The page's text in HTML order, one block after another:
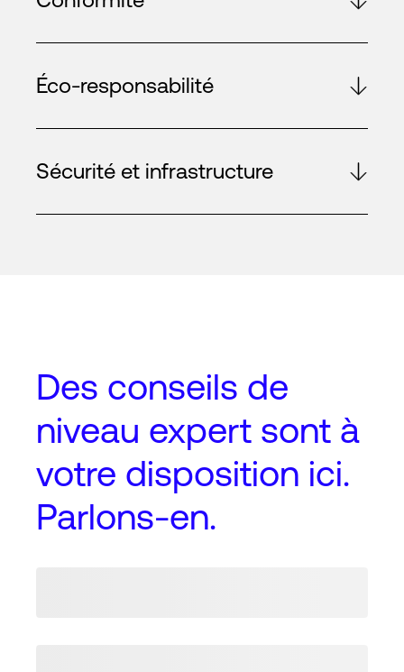
Éco-responsabilité
Sécurité et infrastructure
Des conseils de
niveau expert sont à
votre disposition ici.
Parlons-en.